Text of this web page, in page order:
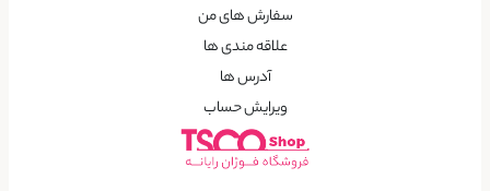
سفارش های من
علاقه مندی ها
آدرس ها
ویرایش حساب